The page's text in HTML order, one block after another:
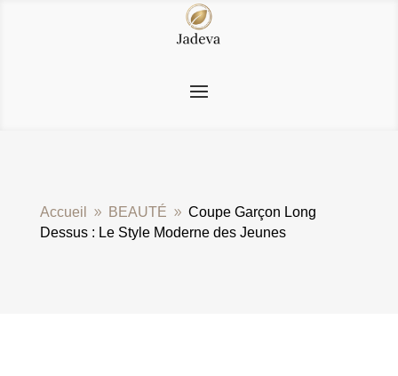
Accueil 9 BEAUTÉ 9 Coupe Garçon Long
Dessus : Le Style Moderne des Jeunes